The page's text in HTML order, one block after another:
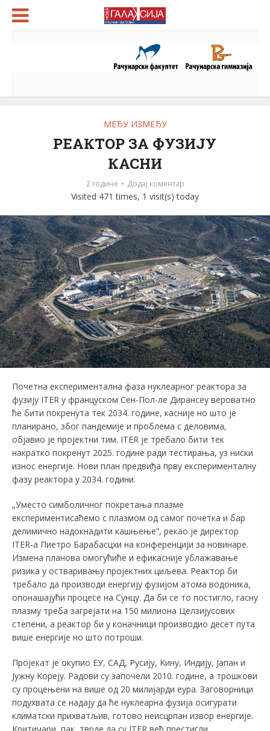
МЕЂУ ИЗМЕЂУ
РЕАКТОР ЗА ФУЗИЈУ
КАСНИ
2 године Додај коментар
Visited 471 times, 1 visit(s) today
Почетна експериментална фаза нуклеарног реактора за
фузију ITER у француском Сен-Пол-ле Дирансеу вероватно
ће бити покренута тек 2034. године, касније но што је
планирано, због пандемије и проблема с деловима,
објавио је пројектни тим. ITER је требало бити тек
накратко покренут 2025. године ради тестирања, уз ниски
износ енергије. Нови план предвиђа прву експерименталну
фазу реактора у 2034. години.
„Уместо симболичног покретања плазме
експериментисаћемо с плазмом од самог почетка и бар
делимично надокнадити кашњење”, рекао је директор
ITER-а Пиетро Барабасцхи на конференцији за новинаре.
Измена планова омогућиће и ефикасније ублажавање
ризика у остваривању пројектних циљева. Реактор би
требало да производи енергију фузијом атома водоника,
опонашајући процесе на Сунцу. Да би се то постигло, гасну
плазму треба загрејати на 150 милиона Целзијусових
степени, а реактор би у коначници производио десет пута
више енергије но што потроши.
Пројекат је окупио ЕУ, САД, Русију, Kину, Индију, Јапан и
Јужну Kореју. Радови су започели 2010. године, а трошкови
су процењени на више од 20 милијарди еура. Заговорници
подухвата се надају да ће нуклеарна фузија осигурати
климатски прихватљив, готово неисцрпан извор енергије.